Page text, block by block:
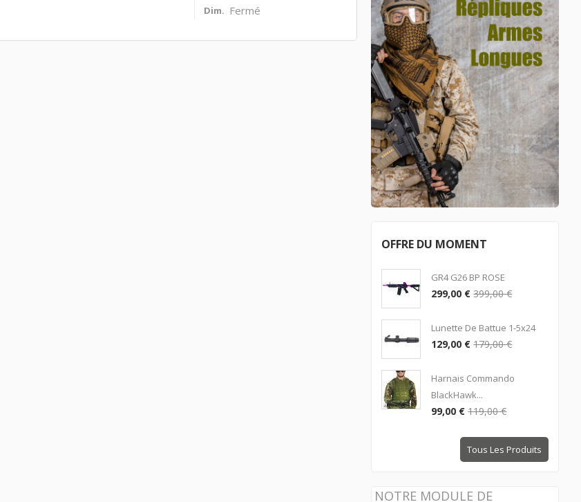
Dim. Fermé
OFFRE DU MOMENT
GR4 G26 BP ROSE
299,00 € 399,00 €
Lunette De Battue 1-5x24
129,00 € 179,00 €
Harnais Commando
BlackHawk...
99,00 € 119,00 €
Tous Les Produits
NOTRE MODULE DE